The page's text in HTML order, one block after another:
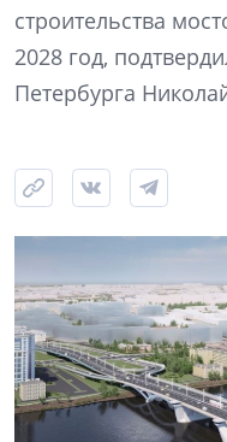
строительства
2028 год,
Петербурга